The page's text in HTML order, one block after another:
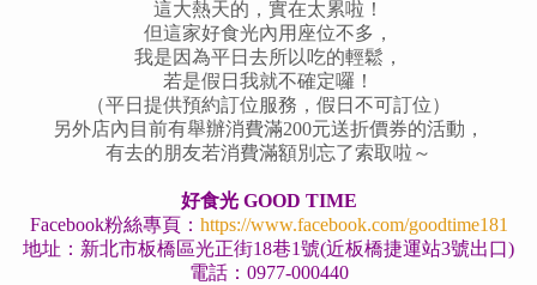
這大熱天的，實在太累啦！
但這家好食光內用座位不多，
我是因為平日去所以吃的輕鬆，
若是假日我就不確定囉！
（平日提供預約訂位服務，假日不可訂位）
另外店內目前有舉辦消費滿200元送折價券的活動，
有去的朋友若消費滿額別忘了索取啦～
好食光 GOOD TIME
Facebook粉絲專頁： https://www.facebook.com/goodtime181
地址：新北市板橋區光正街18巷1號(近板橋捷運站3號出口)
電話：0977-000440